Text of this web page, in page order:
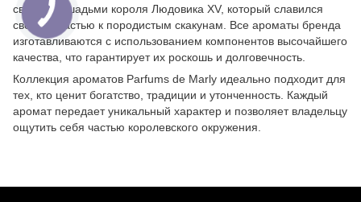
связь с лошадьми короля Людовика XV, который славился
своей страстью к породистым скакунам. Все ароматы бренда
изготавливаются с использованием компонентов высочайшего
качества, что гарантирует их роскошь и долговечность.
Коллекция ароматов Parfums de Marly идеально подходит для
тех, кто ценит богатство, традиции и утонченность. Каждый
аромат передает уникальный характер и позволяет владельцу
ощутить себя частью королевского окружения.